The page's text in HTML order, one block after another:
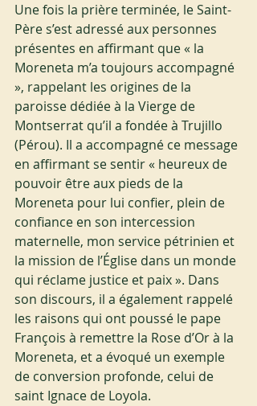
Une fois la prière terminée, le Saint-
Père s’est adressé aux personnes
présentes en affirmant que « la
Moreneta m’a toujours accompagné
», rappelant les origines de la
paroisse dédiée à la Vierge de
Montserrat qu’il a fondée à Trujillo
(Pérou). Il a accompagné ce message
en affirmant se sentir « heureux de
pouvoir être aux pieds de la
Moreneta pour lui confier, plein de
confiance en son intercession
maternelle, mon service pétrinien et
la mission de l’Église dans un monde
qui réclame justice et paix ». Dans
son discours, il a également rappelé
les raisons qui ont poussé le pape
François à remettre la Rose d’Or à la
Moreneta, et a évoqué un exemple
de conversion profonde, celui de
saint Ignace de Loyola.